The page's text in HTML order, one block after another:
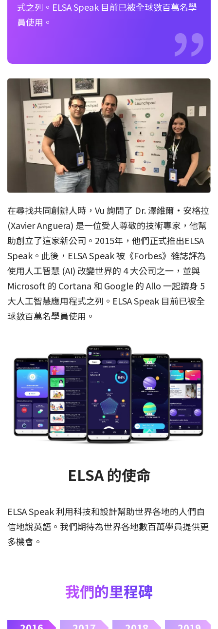
式之列。ELSA Speak 目前已被全球數百萬名學
員使用。
在尋找共同創辦人時，Vu 詢問了 Dr. 澤維爾·安格拉
(Xavier Anguera) 是一位受人尊敬的技術專家，他幫
助創立了這家新公司。2015年，他們正式推出ELSA
Speak。此後，ELSA Speak 被《Forbes》雜誌評為
使用人工智慧 (AI) 改變世界的 4 大公司之一，並與
Microsoft 的 Cortana 和 Google 的 Allo 一起躋身 5
大人工智慧應用程式之列。ELSA Speak 目前已被全
球數百萬名學員使用。
ELSA 的使命
ELSA Speak 利用科技和設計幫助世界各地的人們自
信地說英語。我們期待為世界各地數百萬學員提供更
多機會。
我們的里程碑